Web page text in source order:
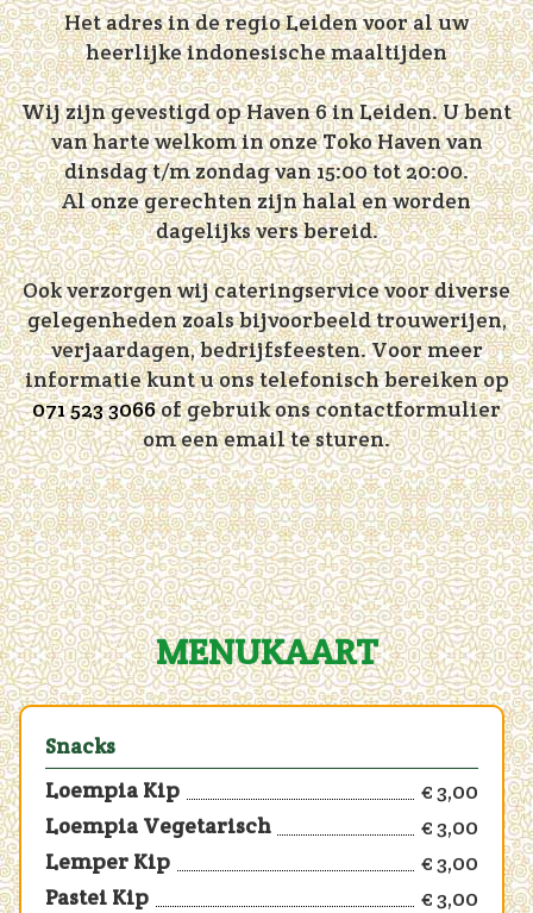
Het adres in de regio Leiden voor al uw
heerlijke indonesische maaltijden
Wij zijn gevestigd op Haven 6 in Leiden. U bent
van harte welkom in onze Toko Haven van
dinsdag t/m zondag van 15:00 tot 20:00.
Al onze gerechten zijn halal en worden
dagelijks vers bereid.
Ook verzorgen wij cateringservice voor diverse
gelegenheden zoals bijvoorbeeld trouwerijen,
verjaardagen, bedrijfsfeesten. Voor meer
informatie kunt u ons telefonisch bereiken op
071 523 3066of gebruik ons contactformulier
om een email te sturen.
MENUKAART
Snacks
Loempia Kip
€ 3,00
Loempia Vegetarisch
€ 3,00
Lemper Kip
€ 3,00
Pastei Kip
€ 3,00